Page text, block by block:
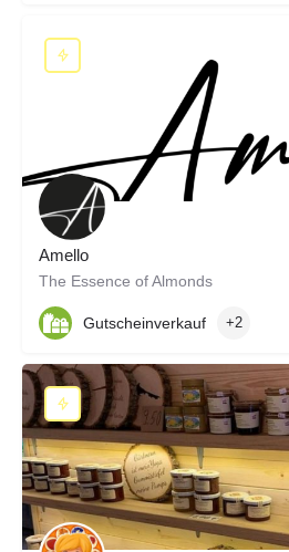
Amello
The Essence of Almonds
Gutscheinverkauf +2